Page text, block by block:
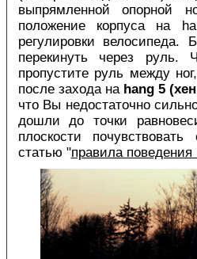
выпрямленной опорной
положение корпуса на
регулировки
перекинуть через
пропустите руль между
после захода на hang 5
что Вы недостаточно
дошли до точки
плоскости
статью "правила поведения